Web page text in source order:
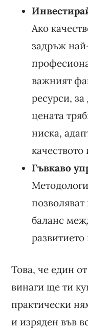
Ако
задръж
важният
ресурси,
цената
ниска,
качеството
Гъвкаво
баланс
развитието
Това, че един
винаги ще ти
практически
и изряден във